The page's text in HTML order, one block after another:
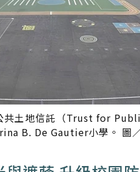
共土地信託（Trust for
B. De Gautier小學。